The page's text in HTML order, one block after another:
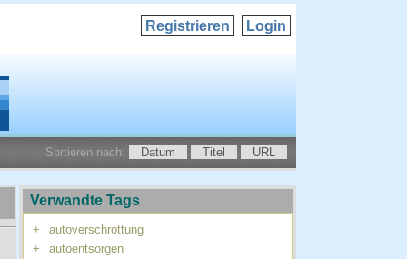
Login
Registrieren
Sortieren nach: Datum Titel URL
Verwandte Tags
+
autoverschrottung
+
autoentsorgen